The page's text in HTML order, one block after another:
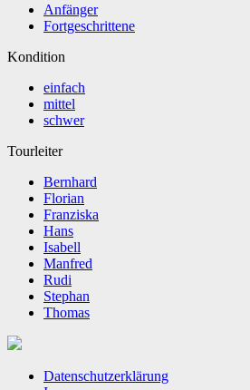
Anfänger
Fortgeschrittene
Kondition
einfach
mittel
schwer
Tourleiter
Bernhard
Florian
Franziska
Hans
Isabell
Manfred
Rudi
Stephan
Thomas
Datenschutzerklärung